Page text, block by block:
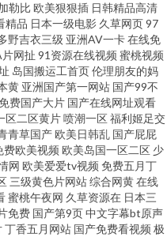
站 国产视频二区 麻豆MD93TV 日
久久人91 人人摸人人换 午夜男人
月视频 91传媒在线免费 成人板91
天堂 加勒比色导航 青娱乐无码AV
院 九九这只有精品 人人看人人摸
国产乱子伦 欧美在线电影群P
勒比 欧美狠狠插 日韩精品高清
精品 日本一级电影 久草网页97
野吉衣三级 亚洲AV一卡在线免
网扯 91资源在线视频 蜜桃视频
岛国搬运工首页伦理朋友的妈
黄 亚洲国产第一网站 国产99不
费国产大片 国产在线网址观看
区二区黄片喷潮一区福利姬足交
青草国产欧美日韩乱 国产屁屁
费欧美视频 欧美岛国一区二区 少
网 欧美爱爱tv视频 免费五月丁
三级黄色片网站综合网黄在线
蜜桃午夜网 久草资源在 日本三
免费 国产第9页中文字幕bt原声
丁香五月网站 国产免费看视频 极